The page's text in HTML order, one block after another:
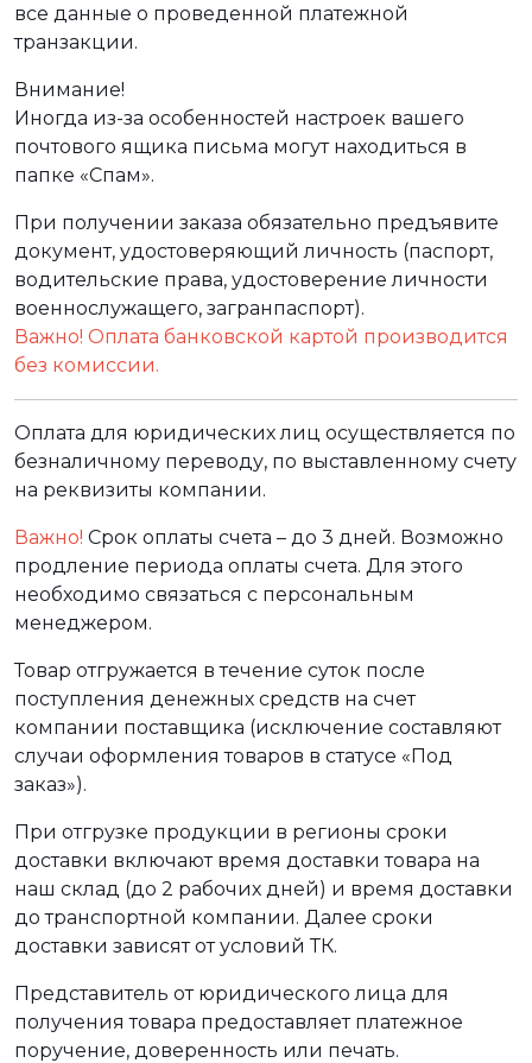
все данные о проведенной платежной
транзакции.
Внимание!
Иногда из-за особенностей настроек вашего
почтового ящика письма могут находиться в
папке «Спам».
При получении заказа обязательно предъявите
документ, удостоверяющий личность (паспорт,
водительские права, удостоверение личности
военнослужащего, загранпаспорт).
Важно! Оплата банковской картой производится
без комиссии.
Оплата для юридических лиц осуществляется по
безналичному переводу, по выставленному счету
на реквизиты компании.
Важно! Срок оплаты счета – до 3 дней. Возможно
продление периода оплаты счета. Для этого
необходимо связаться с персональным
менеджером.
Товар отгружается в течение суток после
поступления денежных средств на счет
компании поставщика (исключение составляют
случаи оформления товаров в статусе «Под
заказ»).
При отгрузке продукции в регионы сроки
доставки включают время доставки товара на
наш склад (до 2 рабочих дней) и время доставки
до транспортной компании. Далее сроки
доставки зависят от условий ТК.
Представитель от юридического лица для
получения товара предоставляет платежное
поручение, доверенность или печать.